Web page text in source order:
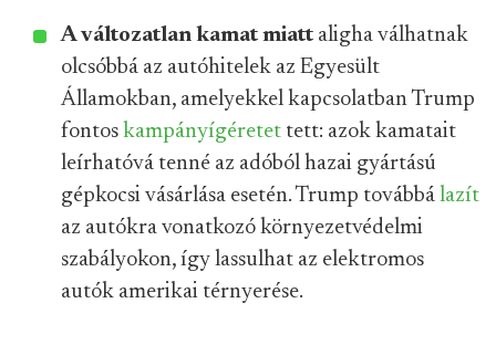
A változatlan kamat miatt aligha válhatnak
olcsóbbá az autóhitelek az Egyesült
Államokban, amelyekkel kapcsolatban Trump
fontos kampányígéretet tett: azok kamatait
leírhatóvá tenné az adóból hazai gyártású
gépkocsi vásárlása esetén. Trump továbbá lazít
az autókra vonatkozó környezetvédelmi
szabályokon, így lassulhat az elektromos
autók amerikai térnyerése.